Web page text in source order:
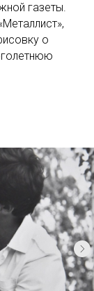
газеты.
о